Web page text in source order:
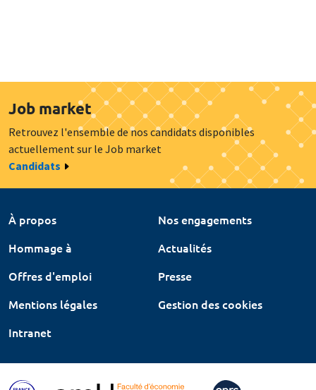
Job market
Retrouvez l'ensemble de nos candidats disponibles
actuellement sur le Job market
Candidats
À propos
Nos engagements
Hommage à
Actualités
Offres d'emploi
Presse
Mentions légales
Gestion des cookies
Intranet